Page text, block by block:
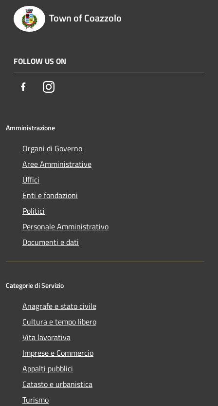
Town of Coazzolo
FOLLOW US ON
FacebookInstagram
Amministrazione
Organi di Governo
Aree Amministrative
Uffici
Enti e fondazioni
Politici
Personale Amministrativo
Documenti e dati
Categorie di Servizio
Anagrafe e stato civile
Cultura e tempo libero
Vita lavorativa
Imprese e Commercio
Appalti pubblici
Catasto e urbanistica
Turismo